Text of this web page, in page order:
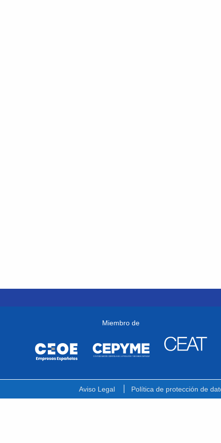
Miembro de
Aviso Legal Política de protección de